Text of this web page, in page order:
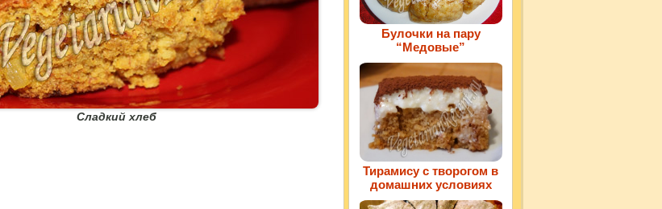
Сладкий хлеб
Булочки на пару
“Медовые”
Тирамису с творогом в
домашних условиях